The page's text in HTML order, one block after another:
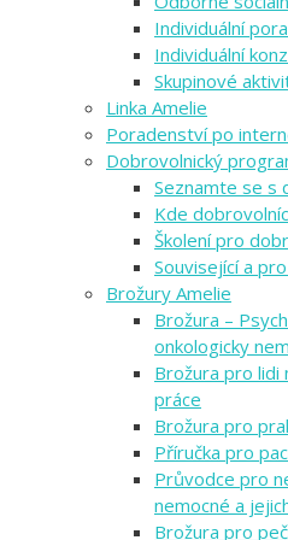
Individuální
Individuální
Skupinové
Linka Amelie
Poradenství po
Dobrovolnický
Seznamte se s
Kde
Školení pro
Související a
Brožury Amelie
Brožura –
onkologicky
Brožura pro lidi
práce
Brožura pro
Příručka pro
Průvodce pro
nemocné a
Brožura pro